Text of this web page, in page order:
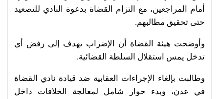
أمام المراجعين، مع التزام القضاة بدعوة النادي للتصعيد
حتى تحقيق مطالبهم.
وأوضحت هيئة القضاة أن الإضراب يهدف إلى رفض أي
تدخل يمس استقلال السلطة القضائية.
وطالبت بإلغاء الإجراءات العقابية ضد قيادة نادي القضاة
في عدن، وبدء حوار شامل لمعالجة الخلافات داخل